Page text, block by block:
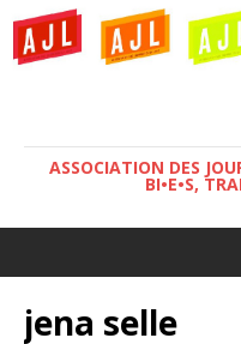
ASSOCIATION DES
BI•E•S,
jena selle